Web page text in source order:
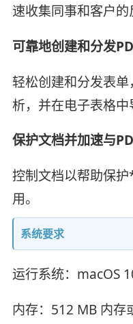
速收集同事和客户的
可靠地创建和分发
轻松创建和分发表
析，并在电子表格中
保护文档并加速与
控制文档以帮助保
用。
系统要求
运行系统：macOS
内存：512 MB 内存